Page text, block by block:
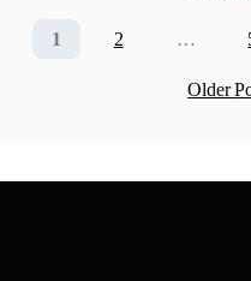
1 2 …
Older